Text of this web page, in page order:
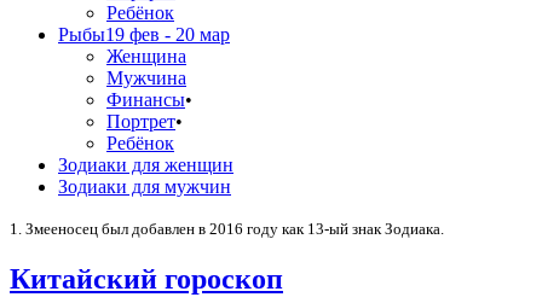
Ребёнок
Рыбы19 фев - 20 мар
Женщина
Мужчина
Финансы•
Портрет•
Ребёнок
Зодиаки для женщин
Зодиаки для мужчин
1. Змееносец был добавлен в 2016 году как 13-ый знак Зодиака.
Китайский гороскоп